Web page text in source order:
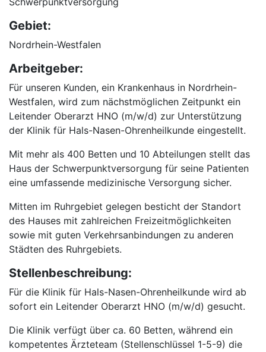
Gebiet:
Nordrhein-Westfalen
Arbeitgeber:
Für unseren Kunden, ein Krankenhaus in Nordrhein-
Westfalen, wird zum nächstmöglichen Zeitpunkt ein
Leitender Oberarzt HNO (m/w/d) zur Unterstützung
der Klinik für Hals-Nasen-Ohrenheilkunde eingestellt.
Mit mehr als 400 Betten und 10 Abteilungen stellt das
Haus der Schwerpunktversorgung für seine Patienten
eine umfassende medizinische Versorgung sicher.
Mitten im Ruhrgebiet gelegen besticht der Standort
des Hauses mit zahlreichen Freizeitmöglichkeiten
sowie mit guten Verkehrsanbindungen zu anderen
Städten des Ruhrgebiets.
Stellenbeschreibung:
Für die Klinik für Hals-Nasen-Ohrenheilkunde wird ab
sofort ein Leitender Oberarzt HNO (m/w/d) gesucht.
Die Klinik verfügt über ca. 60 Betten, während ein
kompetentes Ärzteteam (Stellenschlüssel 1-5-9) die